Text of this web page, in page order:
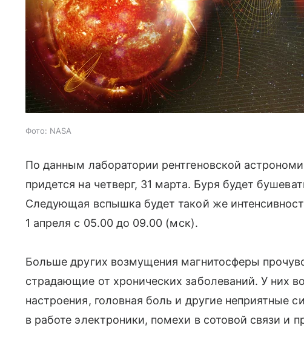
Фото: NASA
По данным лаборатории рентгеновской
придется на четверг, 31 марта. Буря будет
Следующая вспышка будет такой же
1 апреля с 05.00 до 09.00 (мск).
Больше других возмущения магнитосферы
страдающие от хронических заболеваний. У них
настроения, головная боль и другие неприятные
в работе электроники, помехи в сотовой связи и